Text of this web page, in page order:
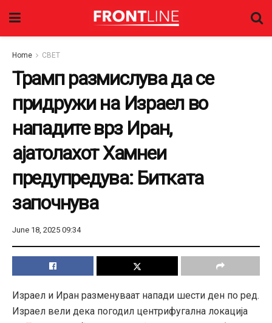
Home СВЕТ
Трамп размислува да се
придружи на Израел во
нападите врз Иран,
ајатолахот Хамнеи
предупредува: Битката
започнува
June 18, 2025 09:34
Израел и Иран разменуваат напади шести ден по ред.
Израел вели дека погодил центрифугална локација